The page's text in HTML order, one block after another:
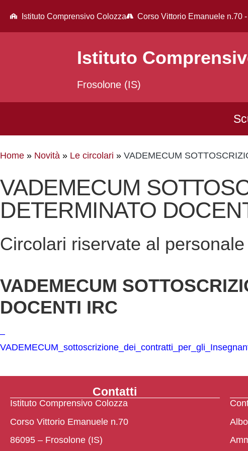
Istituto Comprensivo Colozza Corso Vittorio Emanuele n.70
Istituto
Frosolone (IS)
Home Novità Le circolari VADEMECUM
VADEMECUM
DETERMINATO
Circolari riservate al
VADEMECUM
DOCENTI IRC
–
Contatti
Istituto Comprensivo Colozza
Corso Vittorio Emanuele n.70
86095 – Frosolone (IS)